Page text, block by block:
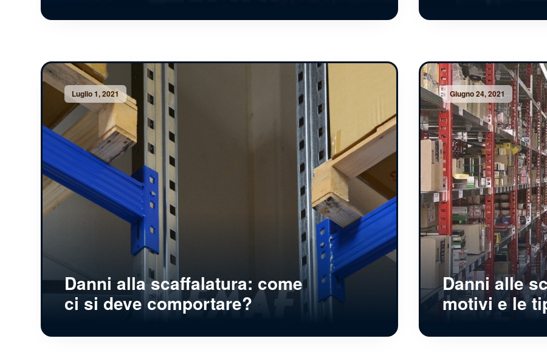
Luglio 1, 2021
Danni alla scaffalatura: come
ci si deve comportare?
Giugno 24, 2021
Danni alle
motivi e le